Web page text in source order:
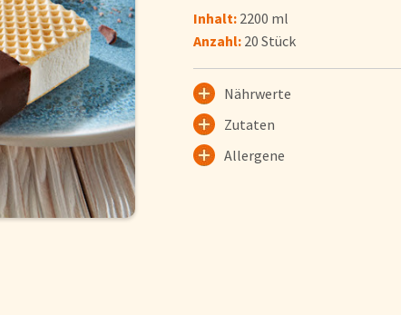
Brot und Brötchen
Inhalt:2200 ml
Anzahl:20 Stück
Nährwerte
Zutaten
Allergene